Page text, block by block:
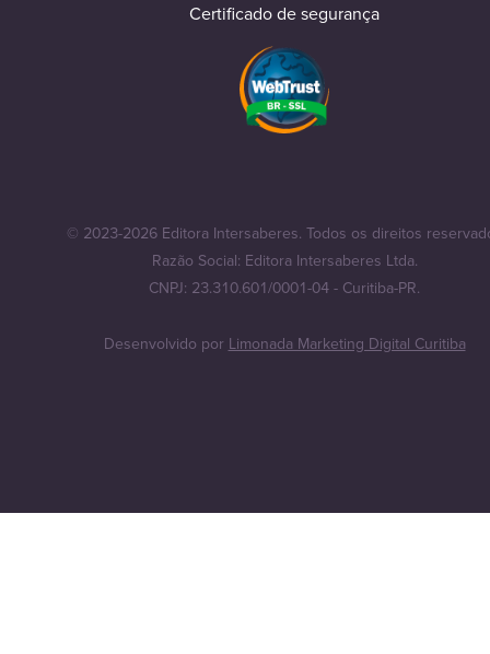
Certificado de segurança
© 2023-2026 Editora Intersaberes. Todos os direitos
Razão Social: Editora Intersaberes Ltda.
CNPJ: 23.310.601/0001-04 - Curitiba-PR.
Desenvolvido porLimonada Marketing Digital Curitiba